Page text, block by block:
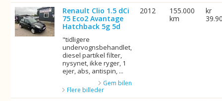
Renault Clio 1.5 dCi
75 Eco2 Avantage
Hatchback 5g 5d
"tidligere
undervognsbehandlet,
diesel partikel filter,
nysynet, ikke ryger, 1
ejer, abs, antispin, ...
Gem bilen
Flere billeder
2012
155.000
km
kr